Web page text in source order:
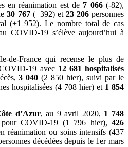
en réanimation est de 7 066(-82),
30 767(+392) et 23 206personnes
(+1 952). Le nombre total de cas
COVID-19 s’élève aujourd’hui à
de-France qui recense le plus de
19 avec 12 681 hospitalisés
3 040(2 850 hier), suivi par le
hospitalisées (4 708 hier) et 1 854
d’Azur, au 9 avril 2020, 1 748
pour COVID-19 (1 796 hier), 426
réanimation ou soins intensifs (437
décédées depuis le 1er mars